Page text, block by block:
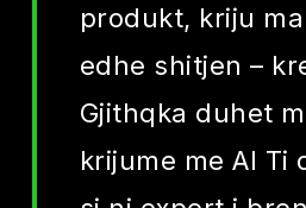
produkt, kriju
edhe shitjen –
Gjithqka duhet
krijume me AI Ti